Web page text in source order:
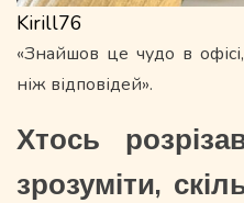
Kirill76
«Знайшов це чудо в
ніж відповідей».
Хтось
зрозуміти,